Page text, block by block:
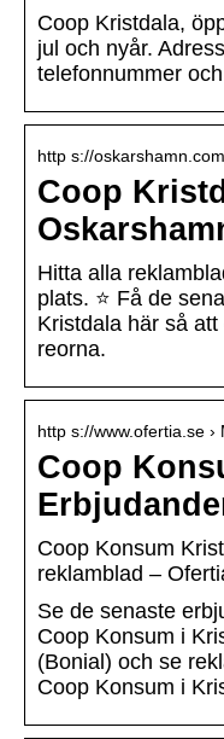
Coop Kristdala,
jul och nyår.
telefonnummer
http s://
Coop
Hitta alla
plats. ⭐ Få de
Kristdala här så
reorna.
http s://www.ofertia.se ›
Coop
Coop Konsum
reklamblad –
Se de senaste
Coop Konsum i
(Bonial) och se
Coop Konsum i